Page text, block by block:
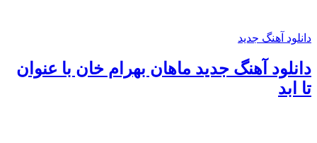
دانلود آهنگ جدید
دانلود آهنگ جدید ماهان بهرام خان با عنوان
تا ابد